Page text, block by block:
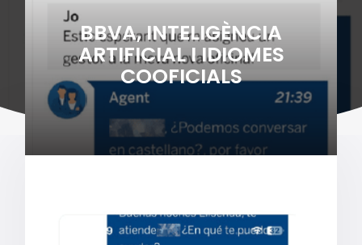
BBVA, INTELIGÈNCIA
ARTIFICIAL I IDIOMES
COOFICIALS